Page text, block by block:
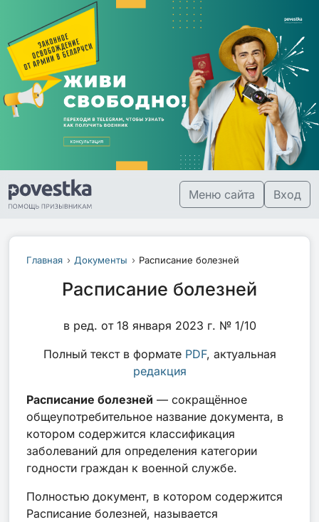
Меню сайта Вход
Главная Документы Расписание болезней
Расписание болезней
в ред. от 18 января 2023 г. № 1/10
Полный текст в формате PDF, актуальная
редакция
Расписание болезней — сокращённое
общеупотребительное название документа, в
котором содержится классификация
заболеваний для определения категории
годности граждан к военной службе.
Полностью документ, в котором содержится
Расписание болезней, называется